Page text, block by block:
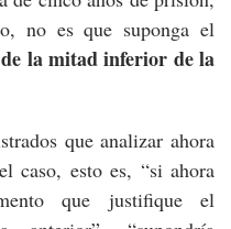
no es que suponga el
la mitad inferior de la
que analizar ahora
caso, esto es, “si ahora
que justifique el